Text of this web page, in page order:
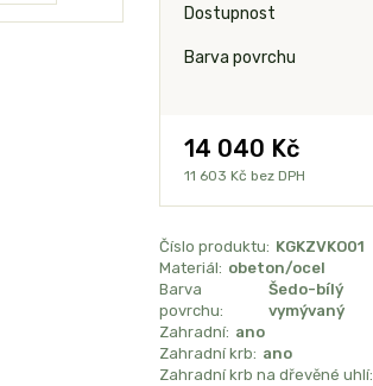
Dostupnost
Barva povrchu
14 040 Kč
11 603 Kč bez DPH
Číslo produktu: KGKZVKO01
Materiál: obeton/ocel
Barva
povrchu:
Šedo-bílý
vymývaný
Zahradní: ano
Zahradní krb: ano
Zahradní krb na dřevěné uhlí: